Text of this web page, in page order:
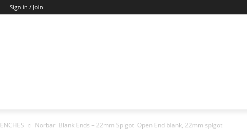
Sign in / Join
Norbar Blank Ends – 22mm Spigot Open End blank, 22mm spigot